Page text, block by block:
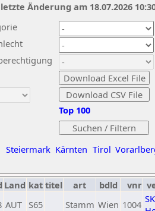
Steiermark Kärnten Tirol
Top 100
letzte Änderung am 18.07.2026
Land kat titel art bdld vnr
AUT S65 Stamm Wien 1004 SK